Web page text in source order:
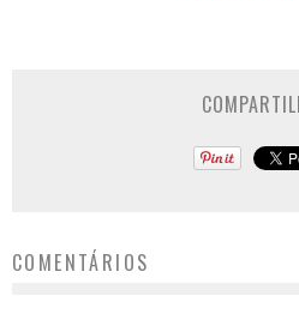
COMENTÁRIOS